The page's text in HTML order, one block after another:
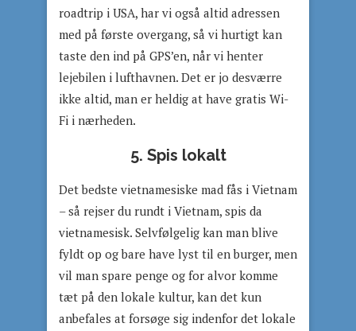
roadtrip i USA, har vi også altid adressen
med på første overgang, så vi hurtigt kan
taste den ind på GPS’en, når vi henter
lejebilen i lufthavnen. Det er jo desværre
ikke altid, man er heldig at have gratis Wi-
Fi i nærheden.
5. Spis lokalt
Det bedste vietnamesiske mad fås i Vietnam
– så rejser du rundt i Vietnam, spis da
vietnamesisk. Selvfølgelig kan man blive
fyldt op og bare have lyst til en burger, men
vil man spare penge og for alvor komme
tæt på den lokale kultur, kan det kun
anbefales at forsøge sig indenfor det lokale